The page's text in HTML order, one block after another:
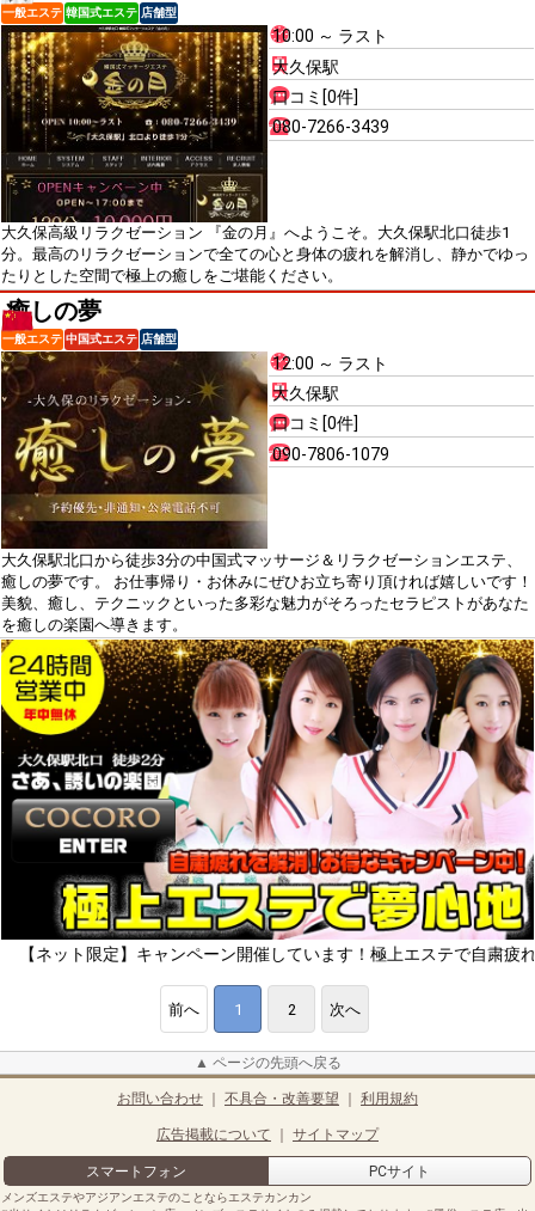
一般エステ 韓国式エステ 店舗型
10:00 ～ ラスト
大久保駅
口コミ[0件]
080-7266-3439
大久保高級リラクゼーション 『金の月』へようこそ。大久保駅北口徒歩1
分。最高のリラクゼーションで全ての心と身体の疲れを解消し、静かでゆっ
たりとした空間で極上の癒しをご堪能ください。
癒しの夢
一般エステ 中国式エステ 店舗型
12:00 ～ ラスト
大久保駅
口コミ[0件]
090-7806-1079
大久保駅北口から徒歩3分の中国式マッサージ＆リラクゼーションエステ、
癒しの夢です。 お仕事帰り・お休みにぜひお立ち寄り頂ければ嬉しいです！
美貌、癒し、テクニックといった多彩な魅力がそろったセラピストがあなた
を癒しの楽園へ導きます。
限定】キャンペーン開催しています！極上エステで自粛疲れをリフ
前へ 1 2 次へ
▲ ページの先頭へ戻る
お問い合わせ 不具合・改善要望 利用規約
広告掲載について サイトマップ
スマートフォン PCサイト
メンズエステやアジアンエステのことならエステカンカン